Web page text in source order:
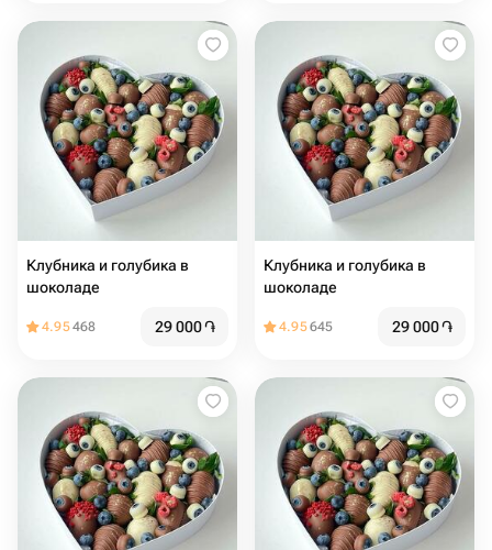
Клубника и голубика в
шоколаде
4.95468 29 000֏
Клубника и голубика в
шоколаде
4.95645 29 000֏